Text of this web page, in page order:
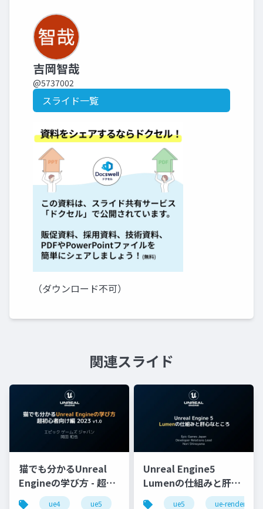
吉岡智哉
@5737002
スライド一覧
（ダウンロード不可）
関連スライド
猫でも分かるUnreal
Engineの学び方 - 超初
心者向け編 - 2023 v1.0
ue4 ue5 ue-beginner
Unreal Engine5
Lumenの仕組みと肝心
なところ
ue5 ue-rendering